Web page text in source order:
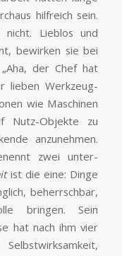
hilfreich sein.
nicht. Lieblos und
bewirken sie bei
der Chef hat
lieben Werkzeug­
wie Maschinen
Nutz-Objekte zu
anzunehmen.
zwei unter­
ist die eine: Dinge
beherrschbar,
bringen. Sein
hat nach ihm vier